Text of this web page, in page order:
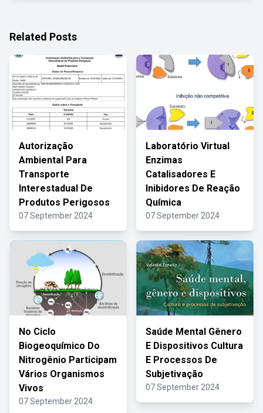
Related Posts
Autorização
Ambiental Para
Transporte
Interestadual De
Produtos Perigosos
07 September 2024
Laboratório Virtual
Enzimas
Catalisadores E
Inibidores De Reação
Química
07 September 2024
No Ciclo
Biogeoquímico Do
Nitrogênio Participam
Vários Organismos
Vivos
07 September 2024
Saúde Mental Gênero
E Dispositivos Cultura
E Processos De
Subjetivação
07 September 2024